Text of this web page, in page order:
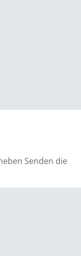
Senden die